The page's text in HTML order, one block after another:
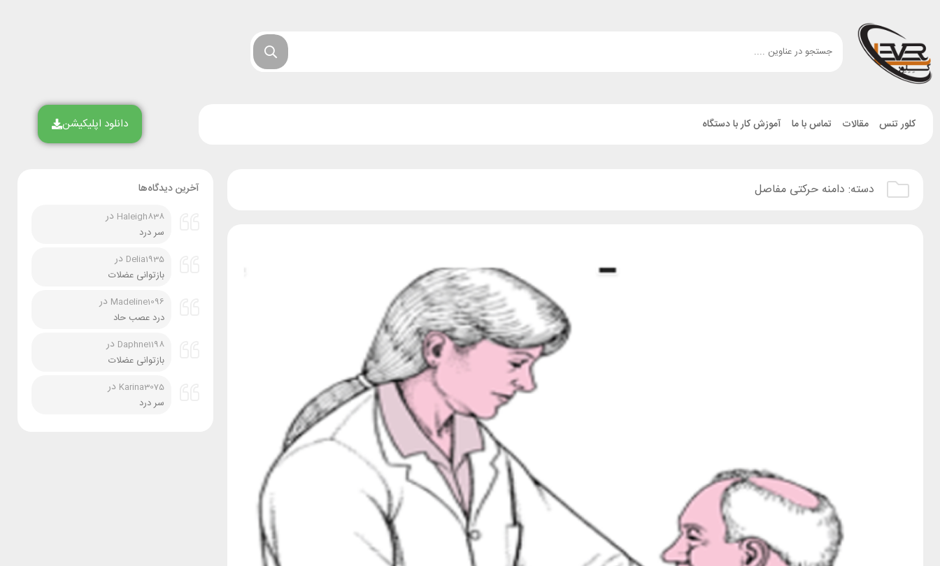
کلور تنس مقالات تماس با ما آموزش کار با دستگاه دانلود اپلیکیشن
دسته: دامنه حرکتی مفاصل آخرین دیدگاه‌ها
Haleigh838 در
سر درد
Delia1935 در
بازتوانی عضلات
Madeline1096 در
درد عصب حاد
Daphne1198 در
بازتوانی عضلات
Karina3075 در
سر درد